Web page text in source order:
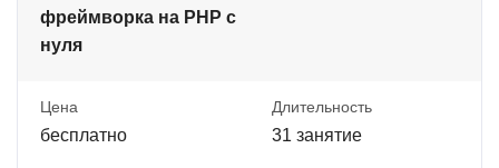
фреймворка на PHP с
нуля
Цена
бесплатно
Длительность
31 занятие